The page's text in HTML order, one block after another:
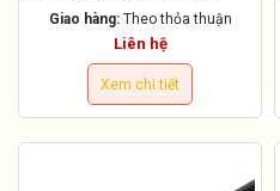
Giao hàng: Theo thỏa thuận
Liên hệ
Xem chi tiết